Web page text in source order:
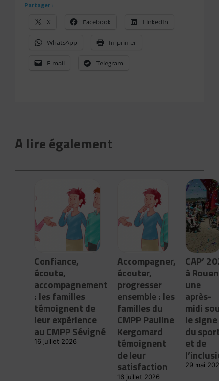
Partager :
X Facebook LinkedIn
WhatsApp Imprimer
E-mail Telegram
A lire également
Confiance,
écoute,
accompagnement
: les familles
témoignent de
leur expérience
au CMPP Sévigné
16 juillet 2026
Accompagner,
écouter,
progresser
ensemble : les
familles du
CMPP Pauline
Kergomard
témoignent
de leur
satisfaction
16 juillet 2026
CAP’
à
une
après-
midi
le signe
du
et de
29 mai